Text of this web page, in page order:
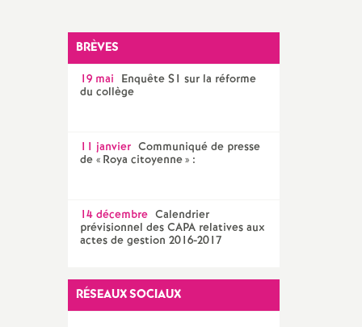
AED ET AESH
Documentalistes
BRÈVES
19 mai Enquête S1 sur la réforme
du collège
11 janvier Communiqué de presse
de « Roya citoyenne» :
14 décembre Calendrier
prévisionnel des CAPA relatives aux
actes de gestion 2016-2017
RÉSEAUX SOCIAUX